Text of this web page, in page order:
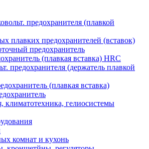
предохранителя (плавкой
плавких предохранителей (вставок)
предохранитель
(плавкая вставка) HRC
предохранителя (держатель плавкой
(плавкая вставка)
климатотехника, гелиосистемы
комнат и кухонь